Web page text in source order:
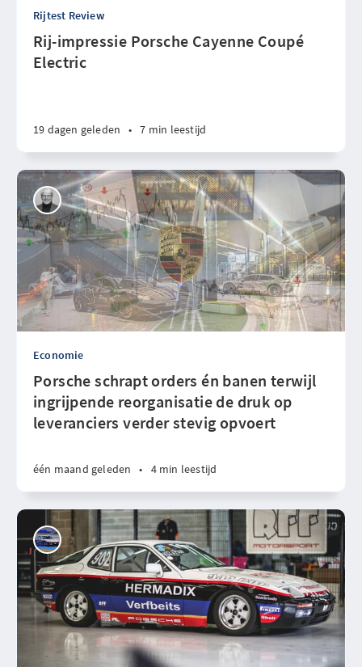
Rijtest Review
Rij-impressie Porsche Cayenne Coupé
Electric
19 dagen geleden • 7 min leestijd
Economie
Porsche schrapt orders én banen terwijl
ingrijpende reorganisatie de druk op
leveranciers verder stevig opvoert
één maand geleden • 4 min leestijd